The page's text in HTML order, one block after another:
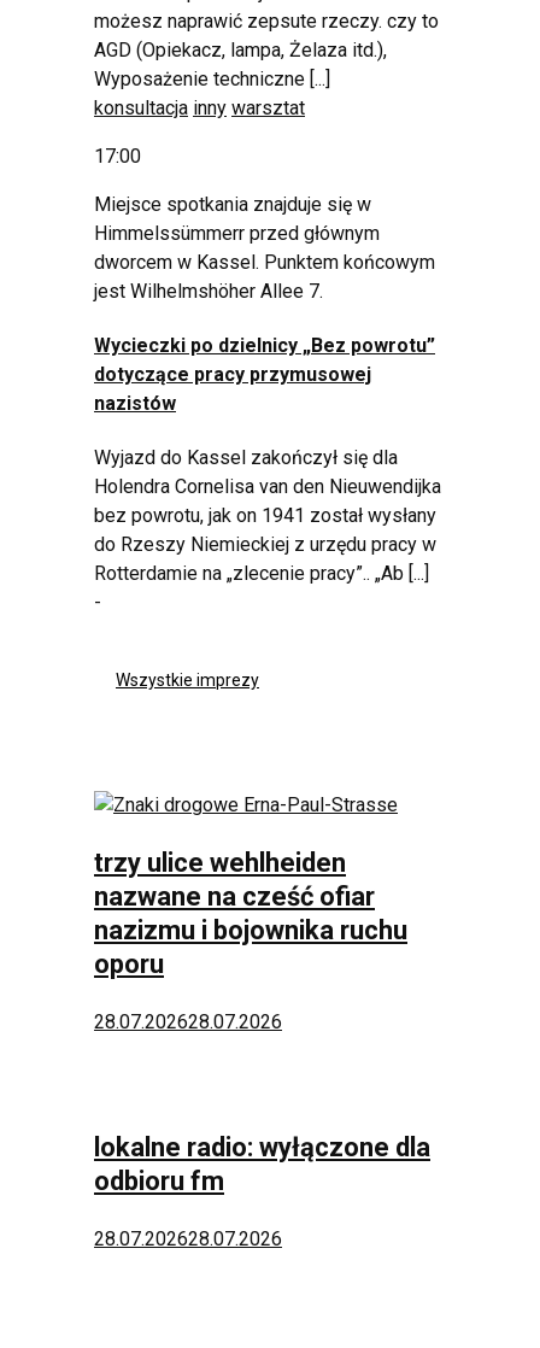
możesz naprawić zepsute rzeczy. czy to
AGD (Opiekacz, lampa, Żelaza itd.),
Wyposażenie techniczne [...]
konsultacja inny warsztat
17:00
Miejsce spotkania znajduje się w
Himmelssümmerr przed głównym
dworcem w Kassel. Punktem końcowym
jest Wilhelmshöher Allee 7.
Wycieczki po dzielnicy „Bez powrotu”
dotyczące pracy przymusowej
nazistów
Wyjazd do Kassel zakończył się dla
Holendra Cornelisa van den Nieuwendijka
bez powrotu, jak on 1941 został wysłany
do Rzeszy Niemieckiej z urzędu pracy w
Rotterdamie na „zlecenie pracy”.. „Ab [...]
-
Wszystkie imprezy
trzy ulice wehlheiden
nazwane na cześć ofiar
nazizmu i bojownika ruchu
oporu
28.07.202628.07.2026
lokalne radio: wyłączone dla
odbioru fm
28.07.202628.07.2026